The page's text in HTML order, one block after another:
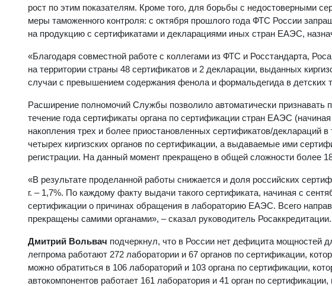
рост по этим показателям. Кроме того, для борьбы с недостоверными
меры таможенного контроля: с октября прошлого года ФТС России
на продукцию с сертификатами и декларациями иных стран ЕАЭС,
«Благодаря совместной работе с коллегами из ФТС и Росстандарта,
на территории страны 48 сертификатов и 2 декларации, выданных
случаи с превышением содержания фенола и формальдегида в детских
Расширение полномочий Службы позволило автоматически
течение года сертификаты органа по сертификации стран ЕАЭС
накопления трех и более приостановленных сертификатов/деклараций
четырех киргизских органов по сертификации, а выдаваемые ими
регистрации. На данный момент прекращено в общей сложности более
«В результате проделанной работы снижается и доля российских
г. – 1,7%. По каждому факту выдачи такого сертификата, начиная с
сертификации о причинах обращения в лабораторию ЕАЭС. Всего
прекращены самими органами», – сказал руководитель Росаккредитации.
Дмитрий Вольвач подчеркнул, что в России нет дефицита мощностей
легпрома работают 272 лаборатории и 67 органов по сертификации,
можно обратиться в 106 лабораторий и 103 органа по сертификации,
автокомпонентов работает 161 лаборатория и 41 орган по